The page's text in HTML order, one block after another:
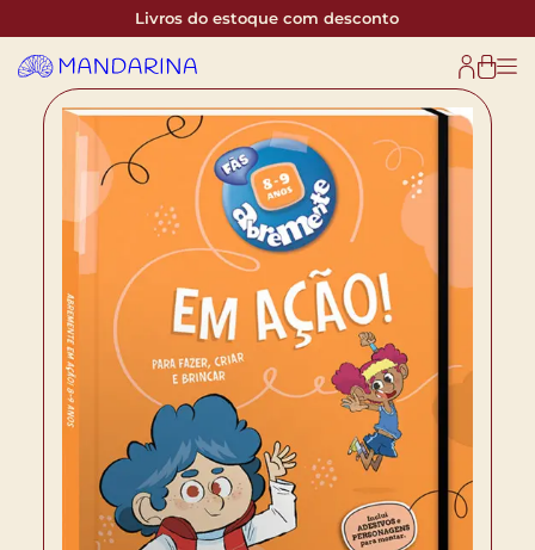
Livros do estoque com desconto